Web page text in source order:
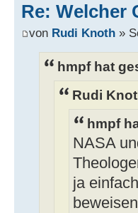
Re: Welcher
von Rudi Knoth »
hmpf hat
Rudi
hmpf
NASA
ja